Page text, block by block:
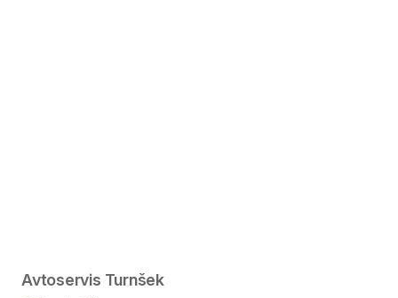
Avtoservis Turnšek